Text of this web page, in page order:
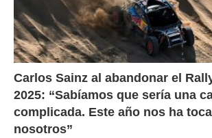
Carlos Sainz al abandonar el
2025: “Sabíamos que sería una
complicada. Este año nos ha
nosotros”